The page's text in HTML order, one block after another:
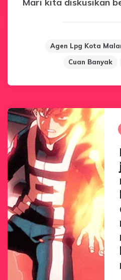
Mari kita diskusikan
Agen Lpg Kota
Cuan Banyak
Post
navigation